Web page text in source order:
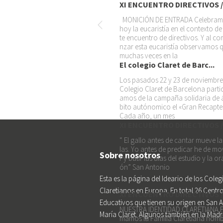
XI ENCUENTRO DIRECTIVOS
MONICIÓN DE ENTRADA
hoy la eucaristía en el contexto de
te encuentro de directivos. Y al
nzar esta eucaristía observamos
muchas veces en la
El colegio Claret de Barc...
Los pasados 22 y 23 de
Colegio Claret de Barcelona
amos de la campaña solidaria de
bito autónomico el «Gran
Cada año, un mes
“ El gallo antes de cantar mueve
las. Yo antes de predicar he de
r y batir las alas del estudio y la
ón” San Antonio
XI ENCUENTRO DIRECTIVOS /
NUESTRA IDENTIDAD CLARETIANA
mamos la Familia Claretiana
Sobre nosotros
Esta es la página del Ideario de los
Claretianos en Europa. En total 26
Educativos que tienen su origen en San
María Claret. Algunos también en la